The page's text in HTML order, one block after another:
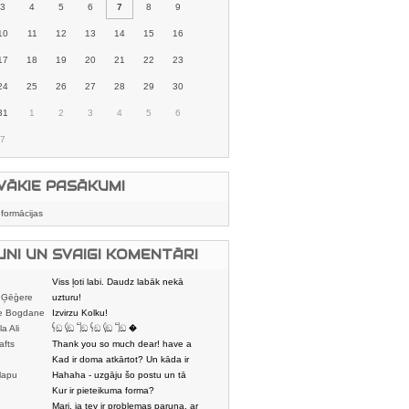
3 4 5 6 7 8 9
11 12 13 14 15 16
18 19 20 21 22 23
25 26 27 28 29 30
1 2 3 4 5 6
7
PASĀKUMI
UN SVAIGI KOMENTĀRI
Viss ļoti labi. Daudz labāk nekā
karstmaizīšu
uzturu!
Bogdane
Izvirzu Kolku!
Ali
𓌜ඞ 𓌱ඞ 𓌏ඞ 𓌜ඞ 𓌱ඞ 𓌏ඞ �
Thank you so much dear! have a
nice day
Kad ir doma atkārtot? Un kāda ir
aptuvenā dalī
Hahaha - uzgāju šo postu un tā
sasmējos. Četr
Kur ir pieteikuma forma?
Mari, ja tev ir problemas paruna, ar